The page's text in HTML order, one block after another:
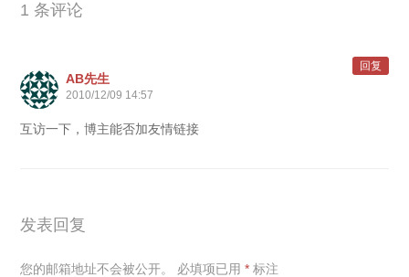
1 条评论
AB先生
2010/12/09 14:57
互访一下，博主能否加友情链接
回复
发表回复
您的邮箱地址不会被公开。 必填项已用* 标注